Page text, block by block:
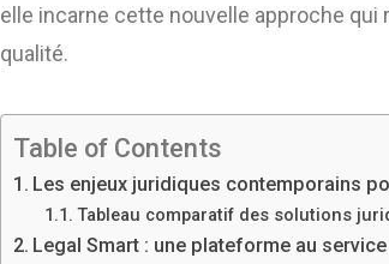
elle incarne cette nouvelle approche
qualité.
Table of Contents
Les enjeux juridiques contemporains
Tableau comparatif des solutions
Legal Smart : une plateforme au